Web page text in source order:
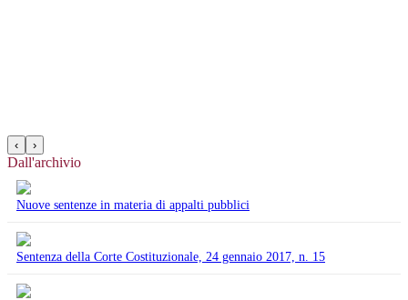
‹ ›
Dall'archivio
Nuove sentenze in materia di appalti pubblici
Sentenza della Corte Costituzionale, 24 gennaio 2017, n. 15